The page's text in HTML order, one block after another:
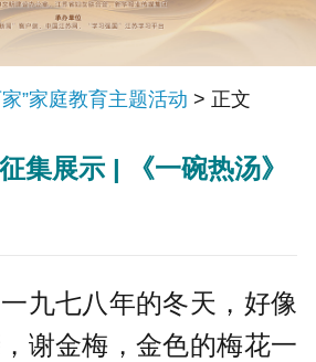
”家庭教育主题活动 > 正文
集展示 | 《一碗热汤》
七八年的冬天，好像
谢金梅，金色的梅花一